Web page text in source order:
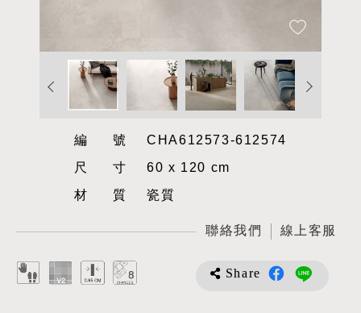
編號CHA612573-612574
尺寸60 x 120 cm
材質瓷質
聯絡我們 線上客服
Share